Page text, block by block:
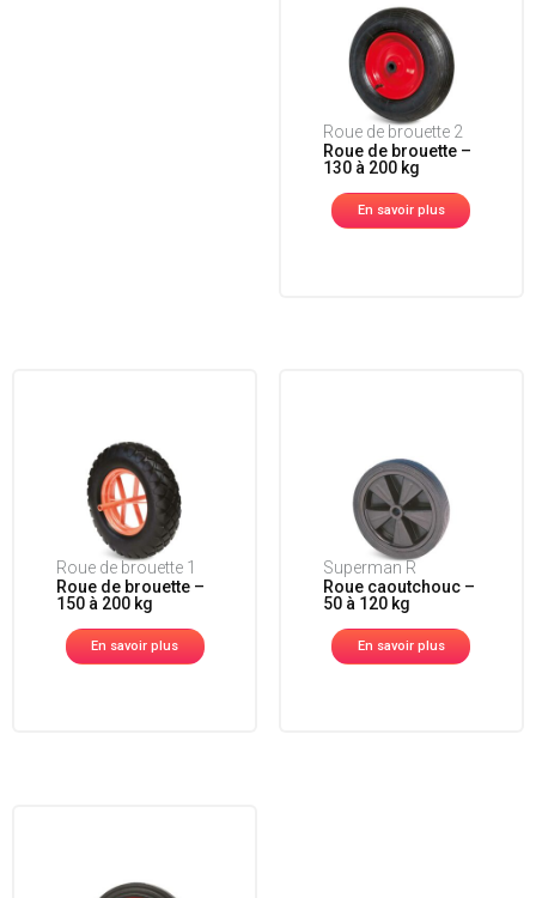
Roue de brouette 2
Roue de brouette –
130 à 200 kg
En savoir plus
Roue de brouette 1
Roue de brouette –
150 à 200 kg
En savoir plus
Superman R
Roue caoutchouc –
50 à 120 kg
En savoir plus